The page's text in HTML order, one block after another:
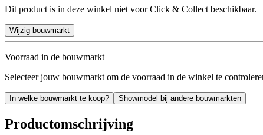
Dit product is in deze winkel niet voor Click & Collect beschikbaar.
Wijzig bouwmarkt
Voorraad in de bouwmarkt
Selecteer jouw bouwmarkt om de voorraad in de winkel te
In welke bouwmarkt te koop? Showmodel bij andere bouwmarkten
Productomschrijving